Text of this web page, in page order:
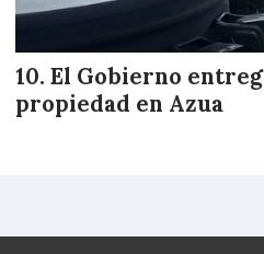
El Gobierno
propiedad en Azua